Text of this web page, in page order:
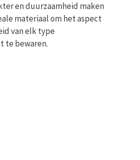
en duurzaamheid maken
materiaal om het aspect
van elk type
te bewaren.